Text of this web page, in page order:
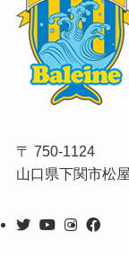
〒 750-1124
山口県下関市松